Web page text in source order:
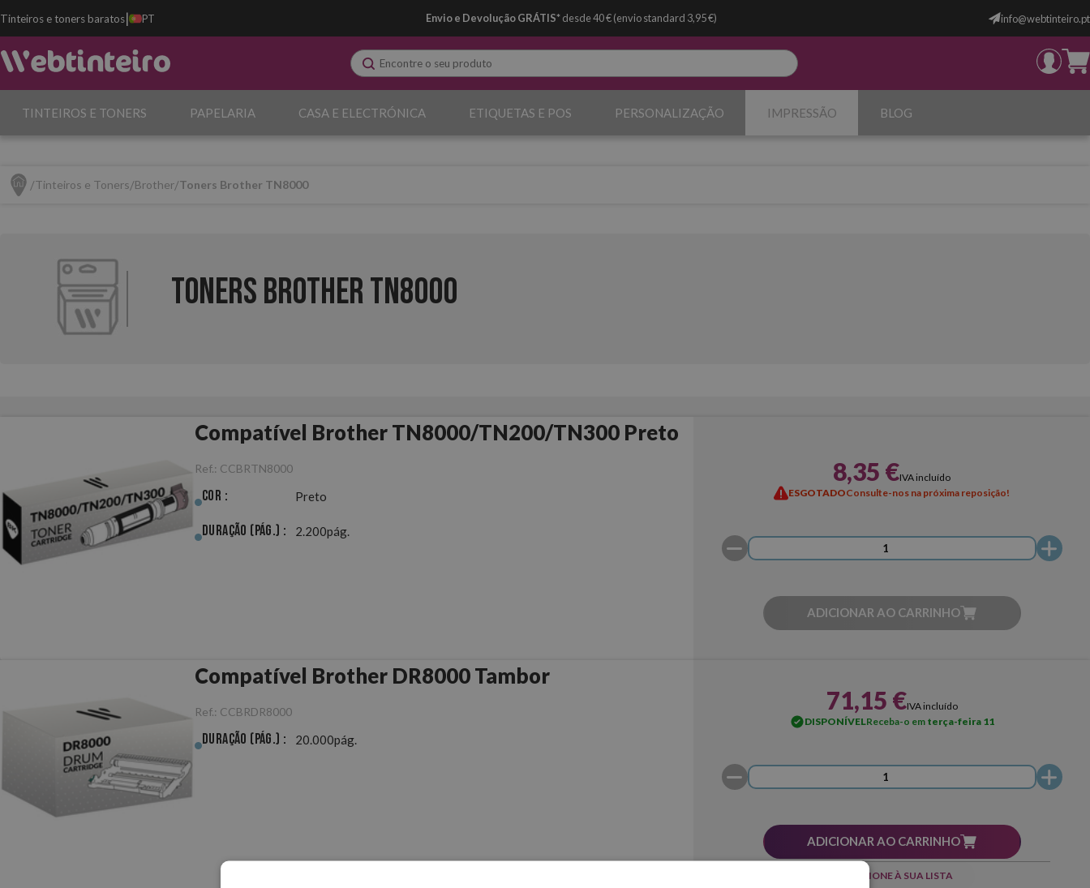
Tinteiros e toners baratos| PT Envio e Devolução GRÁTIS*desde 40 € (envio standard 3,95 €) info@webtinteiro.pt
TINTEIROS E TONERS PAPELARIA CASA E ELECTRÓNICA ETIQUETAS E POS PERSONALIZAÇÃO IMPRESSÃO BLOG
Tinteiros e Toners Brother Toners Brother TN8000
Toners Brother TN8000
Compatível Brother TN8000/TN200/TN300 Preto
Ref.: CCBRTN8000
Cor : Preto
Duração (pág.) : 2.200pág.
8,35 €IVA incluído
ESGOTADOConsulte-nos na próxima reposição!
ADICIONAR AO CARRINHO
Compatível Brother DR8000 Tambor
Ref.: CCBRDR8000
Duração (pág.) : 20.000pág.
71,15 €IVA incluído
DISPONÍVELReceba-o em terça-feira 11
ADICIONAR AO CARRINHO
ADICIONE À SUA LISTA